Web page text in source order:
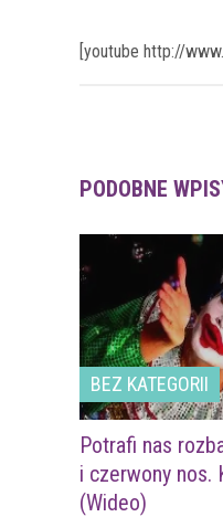
[youtube http://
PODOBNE
BEZ KATEGORII
Potrafi nas
i czerwony nos.
(Wideo)